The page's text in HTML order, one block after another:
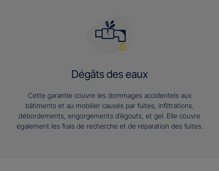
Dégâts des eaux
Cette garantie couvre les dommages accidentels aux
bâtiments et au mobilier causés par fuites, infiltrations,
débordements, engorgements d’égouts, et gel. Elle couvre
également les frais de recherche et de réparation des fuites.